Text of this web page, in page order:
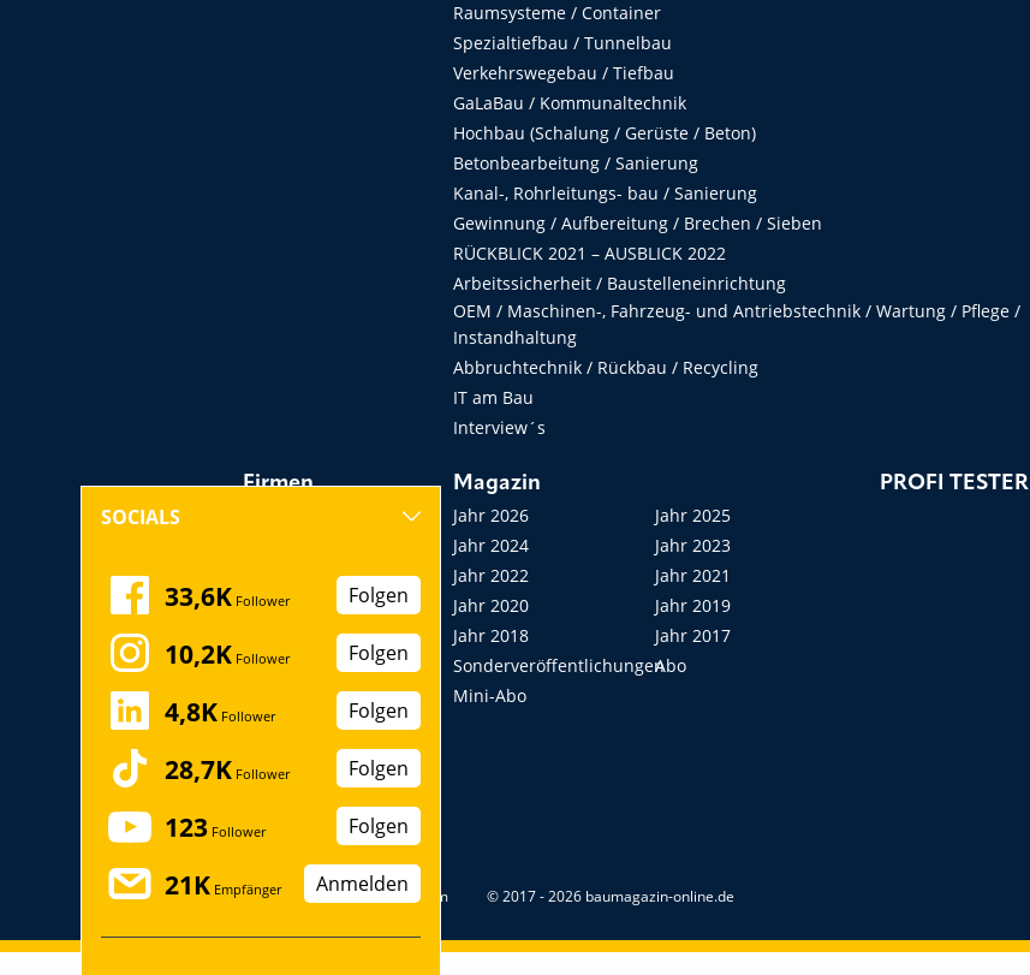
Raumsysteme / Container
Spezialtiefbau / Tunnelbau
Verkehrswegebau / Tiefbau
GaLaBau / Kommunaltechnik
Hochbau (Schalung / Gerüste / Beton)
Betonbearbeitung / Sanierung
Kanal-, Rohrleitungs- bau / Sanierung
Gewinnung / Aufbereitung / Brechen / Sieben
RÜCKBLICK 2021 – AUSBLICK 2022
Arbeitssicherheit / Baustelleneinrichtung
OEM / Maschinen-, Fahrzeug- und Antriebstechnik / Wartung / Pflege /
Instandhaltung
Abbruchtechnik / Rückbau / Recycling
IT am Bau
Interview´s
Firmen
Messen, Seminare,
Kongresse
Startup
Magazin
Jahr 2026
Jahr 2025
Jahr 2024
Jahr 2023
Jahr 2022
Jahr 2021
Jahr 2020
Jahr 2019
Jahr 2018
Jahr 2017
SonderveröffentlichungenAbo
Mini-Abo
PROFI TESTER
Datenschutz Impressum © 2017 - 2026 baumagazin-online.de
SOCIALS
33,6K Follower Folgen
10,2K Follower Folgen
4,8K Follower Folgen
28,7K Follower Folgen
123 Follower Folgen
21K Empfänger Anmelden